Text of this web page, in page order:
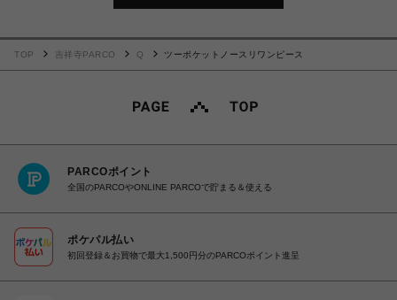
TOP 吉祥寺PARCO Q ツーポケットノースリワンピース
PARCOポイント
全国のPARCOやONLINE PARCOで貯まる＆使える
ポケパル払い
初回登録＆お買物で最大1,500円分のPARCOポイント進呈